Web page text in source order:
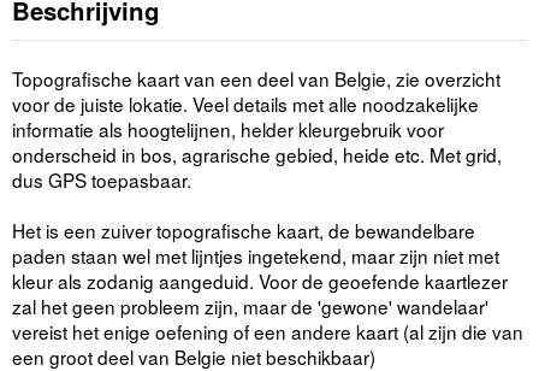
Beschrijving
Topografische kaart van een deel van Belgie, zie overzicht
voor de juiste lokatie. Veel details met alle noodzakelijke
informatie als hoogtelijnen, helder kleurgebruik voor
onderscheid in bos, agrarische gebied, heide etc. Met grid,
dus GPS toepasbaar.
Het is een zuiver topografische kaart, de bewandelbare
paden staan wel met lijntjes ingetekend, maar zijn niet met
kleur als zodanig aangeduid. Voor de geoefende kaartlezer
zal het geen probleem zijn, maar de 'gewone' wandelaar'
vereist het enige oefening of een andere kaart (al zijn die van
een groot deel van Belgie niet beschikbaar)